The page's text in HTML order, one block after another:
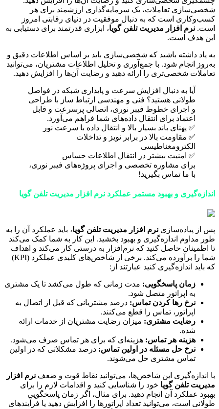
شخصی‌سازی تعاملات، یک سرمایه‌گذاری ارزشمند برای هر
کسب‌وکاری است که به دنبال موفقیت در دنیای رقابتی امروز
است. نرم افزار مدیریت تلفن گویا، ابزاری قدرتمند برای دستیابی به
این هدف است.
به یاد داشته باشید که شخصی‌سازی باید بر اساس اطلاعات دقیق و
به‌روز انجام شود. با جمع‌آوری و تحلیل اطلاعات مشتریان، می‌توانید
تعاملات شخصی‌تری را ارائه دهید و رضایت آن‌ها را افزایش دهید.
آیا به دنبال افزایش سرعت و پایداری شبکه در فواصل
طولانی هستید؟ فنی و مهندسی ارتباط ساز با طراحی
و اجرای خطوط فیبر نوری، اتصالی پرسرعت و قابل
اعتماد برای انتقال داده‌های شما فراهم می‌آورد.
✅ پهنای باند بسیار بالا و انتقال داده با سرعت نور
✅ مقاومت بالا در برابر نویز و تداخلات
الکترومغناطیسی
✅ امنیت بیشتر در انتقال اطلاعات حساس
برای مشاوره تخصصی و اجرای پروژه‌های فیبر نوری،
با ما تماس بگیرید!
اندازه‌گیری و بهبود مستمر عملکرد نرم افزار مدیریت تلفن گویا
پس از پیاده‌سازی نرم افزار مدیریت تلفن گویا، باید عملکرد آن را به
طور مداوم اندازه‌گیری و بهبود بخشید. این کار به شما کمک می‌کند
تا اطمینان حاصل کنید که نرم‌افزار به درستی کار می‌کند و اهداف
شما را برآورده می‌کند. برخی از شاخص‌های کلیدی عملکرد (KPI)
که باید اندازه‌گیری کنید عبارتند از:
زمان پاسخگویی: مدت زمانی که طول می‌کشد تا یک مشتری
به اپراتور متصل شود.
نرخ رها کردن تماس: درصد مشتریانی که قبل از اتصال به
اپراتور، تماس را قطع می‌کنند.
رضایت مشتری: میزان رضایت مشتریان از خدمات ارائه
شده.
هزینه هر تماس: هزینه‌ای که برای هر تماس صرف می‌شود.
نرخ حل مسئله در اولین تماس: درصد مشکلاتی که در اولین
تماس مشتری حل می‌شوند.
با اندازه‌گیری این شاخص‌ها، می‌توانید نقاط قوت و ضعف نرم افزار
مدیریت تلفن گویا خود را شناسایی کنید و اقدامات لازم را برای
بهبود عملکرد آن انجام دهید. برای مثال، اگر زمان پاسخگویی
طولانی است، می‌توانید تعداد اپراتورها را افزایش دهید یا فرآیندهای